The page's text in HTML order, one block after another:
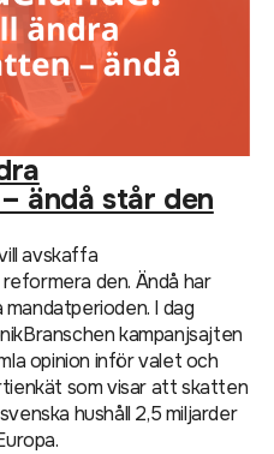
ändå står den
avskaffa
den. Ändå har
I dag
kampanjsajten
opinion inför valet och
som visar att skatten
hushåll 2,5 miljarder